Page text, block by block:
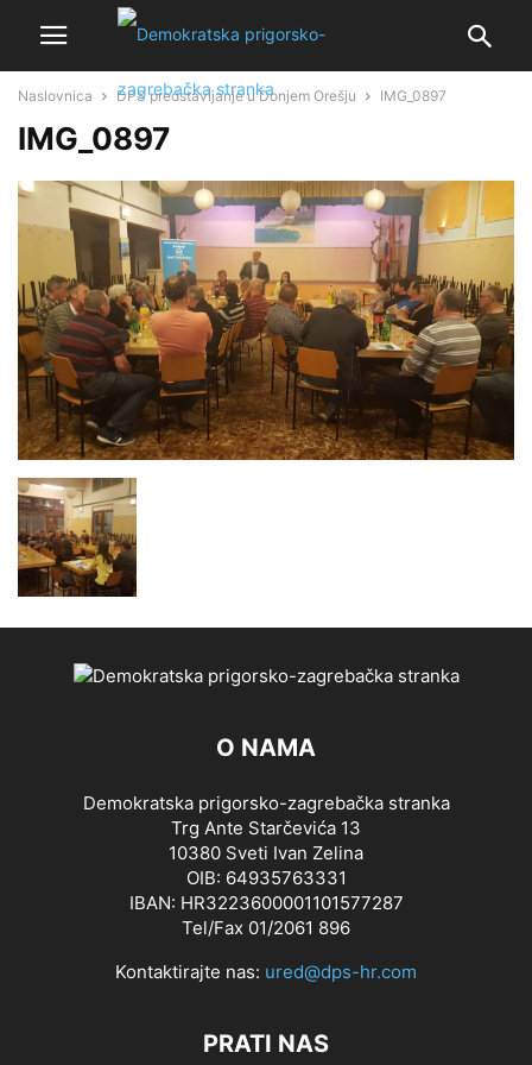
Naslovnica DPS predstavljanje u Donjem Orešju IMG_0897
IMG_0897
O NAMA
Demokratska prigorsko-zagrebačka stranka
Trg Ante Starčevića 13
10380 Sveti Ivan Zelina
OIB: 64935763331
IBAN: HR3223600001101577287
Tel/Fax 01/2061 896
Kontaktirajte nas: ured@dps-hr.com
PRATI NAS